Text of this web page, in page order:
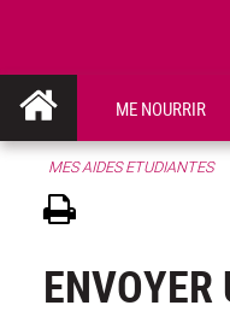
ME NOURRIR
MES AIDES ETUDIANTES